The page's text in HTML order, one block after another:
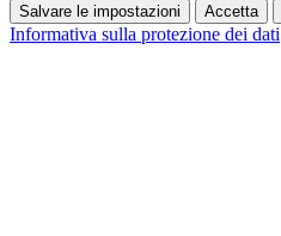
Salvare le impostazioni Accetta
Informativa sulla protezione dei dati